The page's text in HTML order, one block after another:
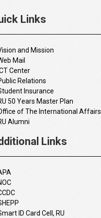
Links
and Mission
Mail
Center
Relations
Insurance
50 Years Master Plan
of The International Affairs
Alumni
Links
ID Card Cell, RU